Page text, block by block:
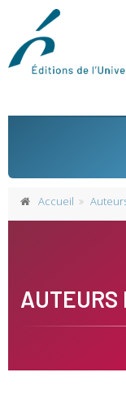
Accueil
AUTEURS